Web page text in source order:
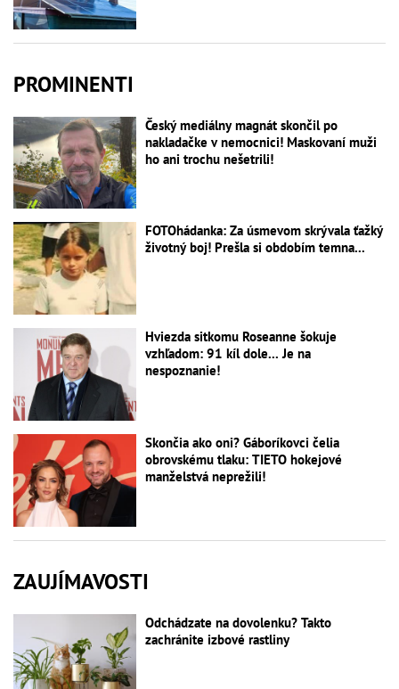
PROMINENTI
Český mediálny magnát skončil po
nakladačke v nemocnici! Maskovaní muži
ho ani trochu nešetrili!
FOTOhádanka: Za úsmevom skrývala ťažký
životný boj! Prešla si obdobím temna...
Hviezda sitkomu Roseanne šokuje
vzhľadom: 91 kíl dole... Je na
nespoznanie!
Skončia ako oni? Gáboríkovci čelia
obrovskému tlaku: TIETO hokejové
manželstvá neprežili!
ZAUJÍMAVOSTI
Odchádzate na dovolenku? Takto
zachránite izbové rastliny